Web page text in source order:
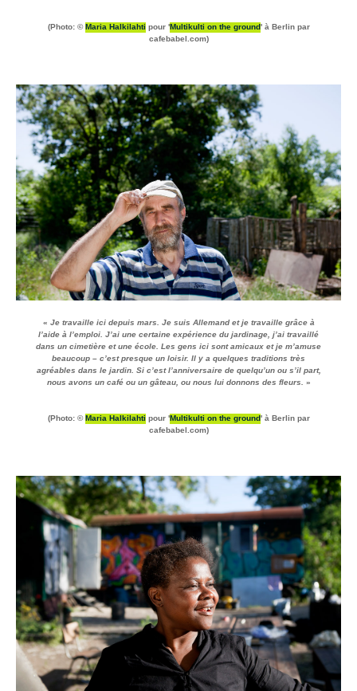
(Photo: ©Maria Halkilahti pour 'Multikulti on the ground' à Berlin par
cafebabel.com)
« Je travaille ici depuis mars. Je suis Allemand et je travaille grâce à
l’aide à l’emploi. J’ai une certaine expérience du jardinage, j’ai travaillé
dans un cimetière et une école. Les gens ici sont amicaux et je m’amuse
beaucoup – c’est presque un loisir. Il y a quelques traditions très
agréables dans le jardin. Si c’est l’anniversaire de quelqu’un ou s’il part,
nous avons un café ou un gâteau, ou nous lui donnons des fleurs.
»
(Photo: ©Maria Halkilahti pour 'Multikulti on the ground' à Berlin par
cafebabel.com)